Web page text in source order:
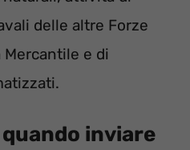
delle altre Forze
Mercantile e di
inviare